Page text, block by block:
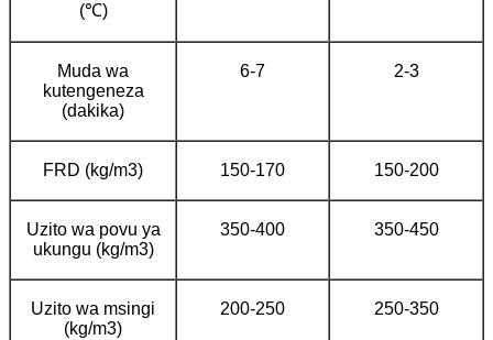
(℃)
Muda wa
kutengeneza
(dakika)
6-7 2-3
FRD (kg/m3) 150-170 150-200
Uzito wa povu ya
ukungu (kg/m3)
350-400 350-450
Uzito wa msingi
(kg/m3)
200-250 250-350